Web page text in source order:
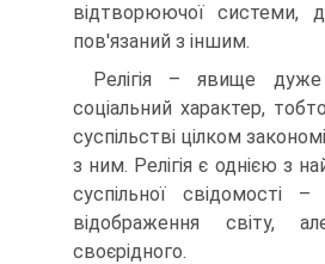
відтворюючої системи,
пов'язаний з іншим.
Релігія – явище
соціальний характер,
суспільстві цілком
з ним. Релігія є однією з
суспільної свідомості
відображення світу,
своєрідного.